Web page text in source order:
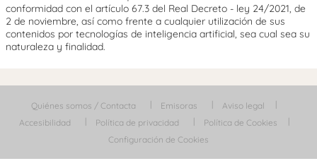
conformidad con el artículo 67.3 del Real Decreto - ley 24/2021, de
2 de noviembre, así como frente a cualquier utilización de sus
contenidos por tecnologías de inteligencia artificial, sea cual sea su
naturaleza y finalidad.
Quiénes somos / Contacta Emisoras
Aviso legal
Accesibilidad
Política de privacidad
Política de Cookies
Configuración de Cookies